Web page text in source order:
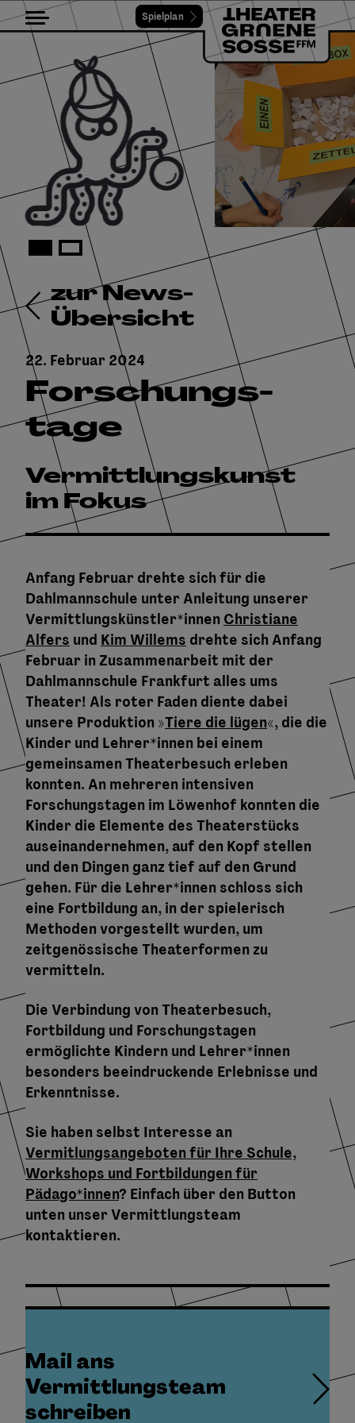
Toggle navigationSpielplan
zur News-
Übersicht
22. Februar 2024
Forschungs-
tage
Vermittlungskunst
im Fokus
Anfang Februar drehte sich für die
Dahlmannschule unter Anleitung unserer
Vermittlungskünstler*innen Christiane
Alfers und Kim Willems drehte sich Anfang
Februar in Zusammenarbeit mit der
Dahlmannschule Frankfurt alles ums
Theater! Als roter Faden diente dabei
unsere Produktion »Tiere die lügen«, die die
Kinder und Lehrer*innen bei einem
gemeinsamen Theaterbesuch erleben
konnten. An mehreren intensiven
Forschungstagen im Löwenhof konnten die
Kinder die Elemente des Theaterstücks
auseinandernehmen, auf den Kopf stellen
und den Dingen ganz tief auf den Grund
gehen. Für die Lehrer*innen schloss sich
eine Fortbildung an, in der spielerisch
Methoden vorgestellt wurden, um
zeitgenössische Theaterformen zu
vermitteln.
Die Verbindung von Theaterbesuch,
Fortbildung und Forschungstagen
ermöglichte Kindern und Lehrer*innen
besonders beeindruckende Erlebnisse und
Erkenntnisse.
Sie haben selbst Interesse an
Vermitlungsangeboten für Ihre Schule,
Workshops und Fortbildungen für
Pädago*innen? Einfach über den Button
unten unser Vermittlungsteam
kontaktieren.
Mail ans
Vermittlungsteam
schreiben